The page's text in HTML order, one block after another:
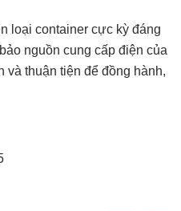
loại container cực kỳ đáng
nguồn cung cấp điện của
thuận tiện để đồng hành,